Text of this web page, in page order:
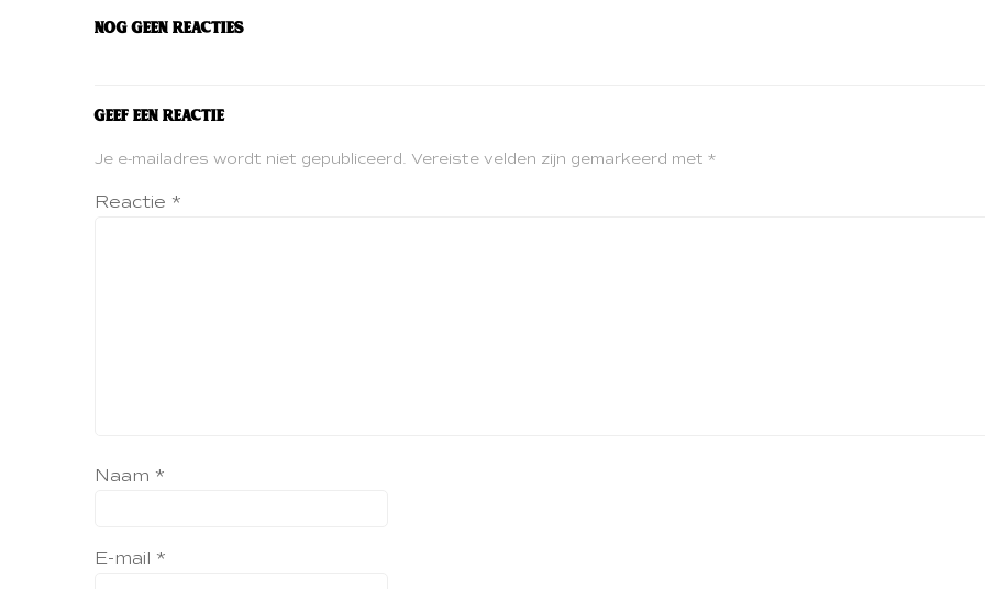
Nog geen reacties
Geef een reactie
Je e-mailadres wordt niet gepubliceerd. Vereiste velden zijn gemarkeerd met *
Reactie *
Naam *
E-mail *